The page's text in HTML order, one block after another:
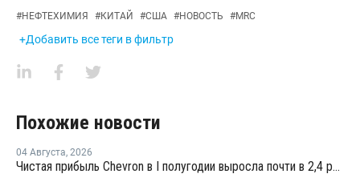
#НЕФТЕХИМИЯ #КИТАЙ #США #НОВОСТЬ #MRC
+Добавить все теги в фильтр
Похожие новости
04 Августа, 2026
Чистая прибыль Chevron в I полугодии выросла почти в 2,4 раза